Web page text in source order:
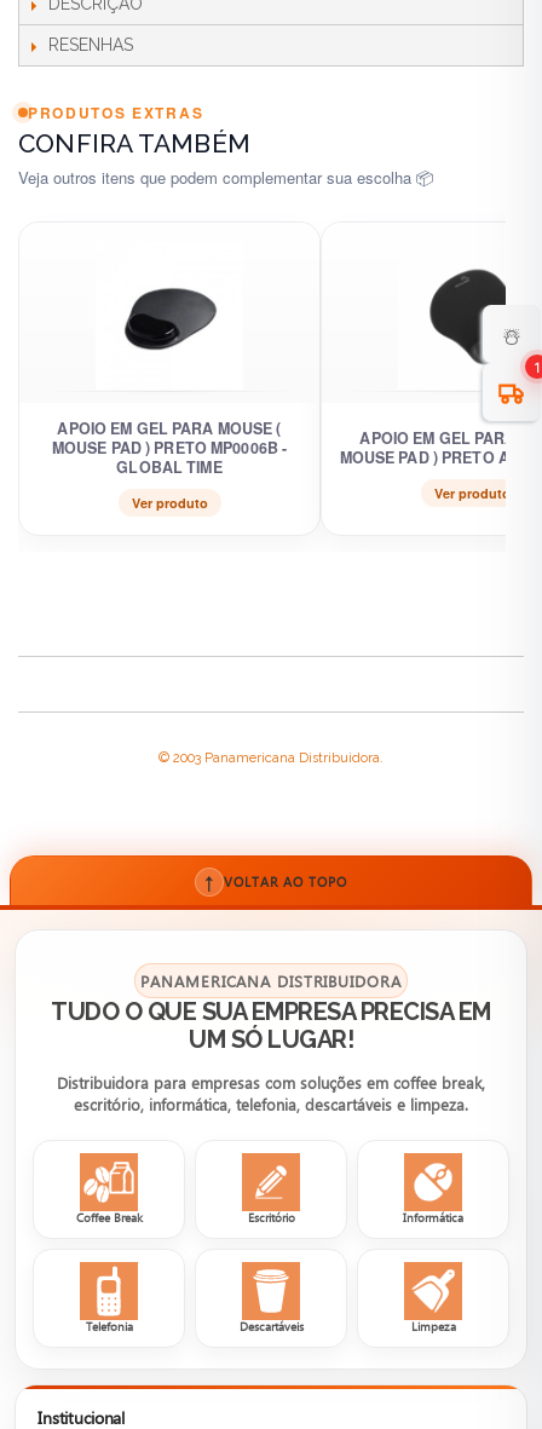
RESENHAS
PRODUTOS EXTRAS
CONFIRA TAMBÉM
Veja outros itens que podem complementar sua escolha 📦
APOIO EM GEL PARA MOUSE (
MOUSE PAD ) PRETO MP0006B -
GLOBAL TIME
Ver produto
APOIO EM GEL PARA
MOUSE PAD ) PRETO
Ver produto
☃️
1
© 2003 Panamericana Distribuidora.
↑ VOLTAR AO TOPO
PANAMERICANA DISTRIBUIDORA
TUDO O QUE SUA EMPRESA PRECISA EM
UM SÓ LUGAR!
Distribuidora para empresas com soluções em coffee break,
escritório, informática, telefonia, descartáveis e limpeza.
Coffee Break Escritório Informática
Telefonia Descartáveis Limpeza
Institucional